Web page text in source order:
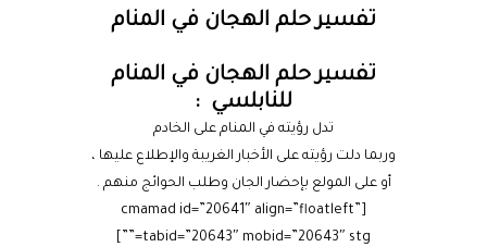
تفسير حلم الهجان في المنام
تفسير حلم الهجان في المنام
للنابلسي :
تدل رؤيته في المنام على الخادم
وربما دلت رؤيته على الأخبار الغريبة والإطلاع عليها ،
أو على المولع بإحضار الجان وطلب الحوائج منهم .
[cmamad id=”20641″ align=”floatleft”
tabid=”20643″ mobid=”20643″ stg=””]